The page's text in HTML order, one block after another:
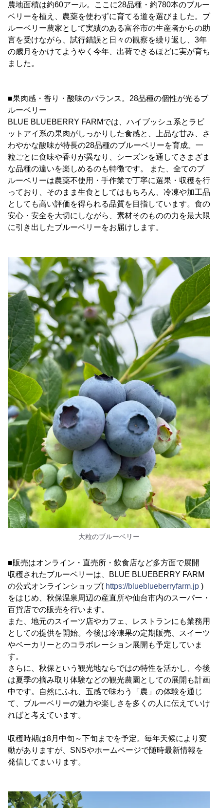
農地面積は約60アール。ここに28品種・約780本のブルー
ベリーを植え、農薬を使わずに育てる道を選びました。ブ
ルーベリー農家として実績のある富谷市の生産者からの助
言を受けながら、試行錯誤と日々の観察を繰り返し、3年
の歳月をかけてようやく今年、出荷できるほどに実が育ち
ました。
■果肉感・香り・酸味のバランス。28品種の個性が光るブ
ルーベリー
BLUE BLUEBERRY FARMでは、ハイブッシュ系とラビ
ットアイ系の果肉がしっかりした食感と、上品な甘み、さ
わやかな酸味が特長の28品種のブルーベリーを育成。一
粒ごとに食味や香りが異なり、シーズンを通してさまざま
な品種の違いを楽しめるのも特徴です。 また、全てのブ
ルーベリーは農薬不使用・手作業で丁寧に選果・収穫を行
っており、そのまま生食としてはもちろん、冷凍や加工品
としても高い評価を得られる品質を目指しています。食の
安心・安全を大切にしながら、素材そのものの力を最大限
に引き出したブルーベリーをお届けします。
大粒のブルーベリー
■販売はオンライン・直売所・飲食店など多方面で展開
収穫されたブルーベリーは、BLUE BLUEBERRY FARM
の公式オンラインショップ( https://blueblueberryfarm.jp )
をはじめ、秋保温泉周辺の産直所や仙台市内のスーパー・
百貨店での販売を行います。
また、地元のスイーツ店やカフェ、レストランにも業務用
としての提供を開始。今後は冷凍果の定期販売、スイーツ
やベーカリーとのコラボレーション展開も予定していま
す。
さらに、秋保という観光地ならではの特性を活かし、今後
は夏季の摘み取り体験などの観光農園としての展開も計画
中です。自然にふれ、五感で味わう「農」の体験を通じ
て、ブルーベリーの魅力や楽しさを多くの人に伝えていけ
ればと考えています。
収穫時期は8月中旬～下旬までを予定。毎年天候により変
動がありますが、SNSやホームページで随時最新情報を
発信してまいります。